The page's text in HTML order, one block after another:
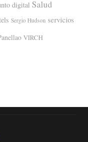
digital Salud
Sergio Hudson servicios
VIRCH